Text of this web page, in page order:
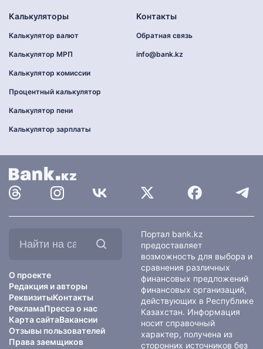
Калькуляторы
Калькулятор валют
Калькулятор МРП
Калькулятор комиссии
Процентный калькулятор
Калькулятор пени
Калькулятор зарплаты
Контакты
Обратная связь
info@bank.kz
О проекте
Редакция и авторы
РеквизитыКонтакты
РекламаПресса о нас
Карта сайтаВакансии
Отзывы пользователей
Права заемщиков
Портал bank.kz
предоставляет
возможность для выбора и
сравнения различных
финансовых предложений
финансовых организаций,
действующих в Республике
Казахстан. Информация
носит справочный
характер, получена из
сторонних источников без